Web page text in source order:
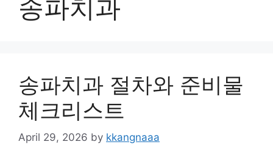
송파치과
송파치과 절차와 준비물
체크리스트
April 29, 2026 by kkangnaaa